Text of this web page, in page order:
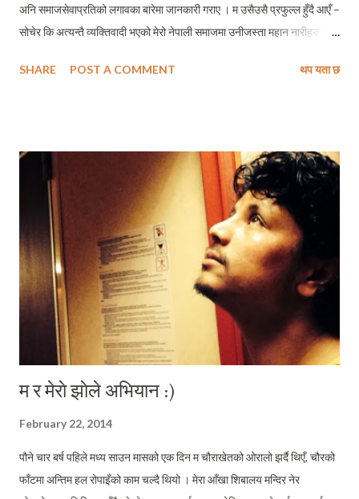
अनि समाजसेवाप्रतिको लगावका बारेमा जानकारी गराए । म उसैउसै प्रफुल्ल हुँदै आएँ –
सोचेर कि अत्यन्तै व्यक्तिवादी भएको मेरो नेपाली समाजमा उनीजस्ता महान नारीहरु पनि
आयश्रोतका भरमा बसोबासको ब्यवस्था मिलाईन । र, उनै दिलशोभा हुन जसले सडकमा
जानकारीहरु मैले अखबारहरुमा पढेर नै थाहा पाएको हो । तर उनी एक महान ब्यक्तित्व
हुन भन्ने धारणा चाँहि फगत अखबारहरु पढेर बनाएको हैन मैले । मैले उनका
अन्तरवार्ताहरु पढ्दा र हेर्दा उनको मनोविज्ञानलाई पनि सँगसँगै बुझ्ने यत्न गर्दै आएको छु
। र मेरा बुझाईहरु भन्दछन् – दिलशोभा सपाट छिन् । सफा छिन् । महान हृदयकी खानी
हुन् उनी ! ...
SHARE POST A COMMENT थप यता छ
म र मेराे झाेले अभियान :)
February 22, 2014
पौने चार बर्ष पहिले मध्य साउन मासको एक दिन म चौराखेतको ओरालो झर्दै थिएँ, चौरको
फाँटमा अन्तिम हल रोपाइँको काम चल्दै थियो । मेरा आँखा शिबालय मन्दिर नेर